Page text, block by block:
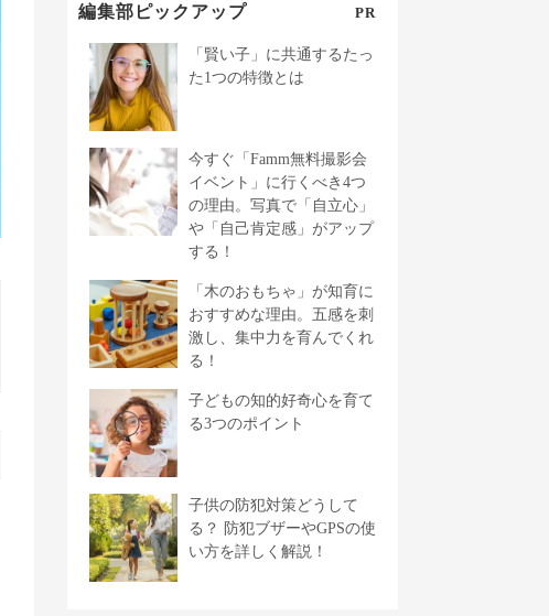
編集部ピックアップ PR
「賢い子」に共通するたっ
た1つの特徴とは
今すぐ「Famm無料撮影会
イベント」に行くべき4つ
の理由。写真で「自立心」
や「自己肯定感」がアップ
する！
「木のおもちゃ」が知育に
おすすめな理由。五感を刺
激し、集中力を育んでくれ
る！
子どもの知的好奇心を育て
る3つのポイント
子供の防犯対策どうして
る？ 防犯ブザーやGPSの使
い方を詳しく解説！